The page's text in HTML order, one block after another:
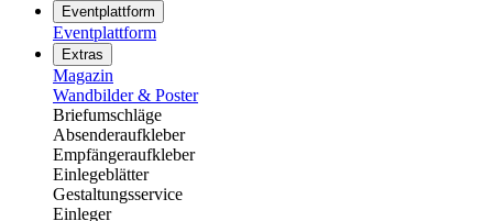
Eventplattform
Eventplattform
Extras
Magazin
Wandbilder & Poster
Briefumschläge
Absenderaufkleber
Empfängeraufkleber
Einlegeblätter
Gestaltungsservice
Einleger